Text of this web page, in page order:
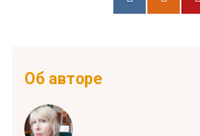
Об авторе